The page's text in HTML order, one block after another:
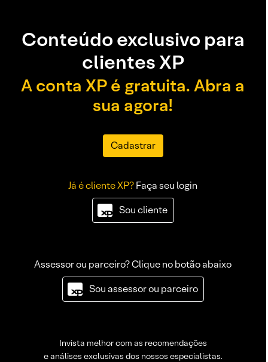
Conteúdo exclusivo para
clientes XP
A conta XP é gratuita. Abra a
sua agora!
Cadastrar
Já é cliente XP?Faça seu login
Sou cliente
Assessor ou parceiro? Clique no botão abaixo
Sou assessor ou parceiro
Invista melhor com as recomendações
e análises exclusivas dos nossos especialistas.